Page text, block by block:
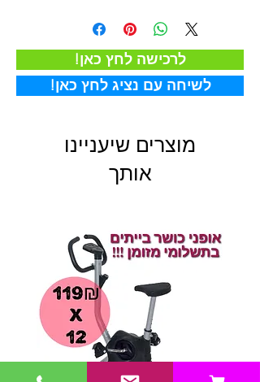
!לרכישה לחץ כאן
!לשיחה עם נציג לחץ כאן
מוצרים שיעניינו
אותך